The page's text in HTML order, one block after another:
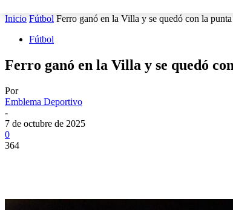
Inicio Fútbol Ferro ganó en la Villa y se quedó con la punta
Fútbol
Ferro ganó en la Villa y se quedó
Por
Emblema Deportivo
-
7 de octubre de 2025
0
364